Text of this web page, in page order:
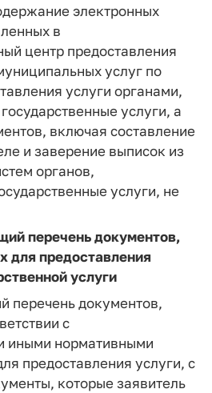
электронных
в
центр предоставления
услуг по
услуги органами,
услуги, а
включая составление
и заверение выписок из
органов,
услуги, не
перечень документов,
для предоставления
услуги
перечень документов,
с
иными нормативными
предоставления услуги, с
которые заявитель